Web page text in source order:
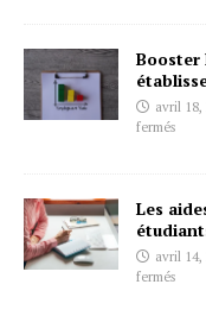
Booster
avril 18,
fermés
Les
avril 14,
fermés